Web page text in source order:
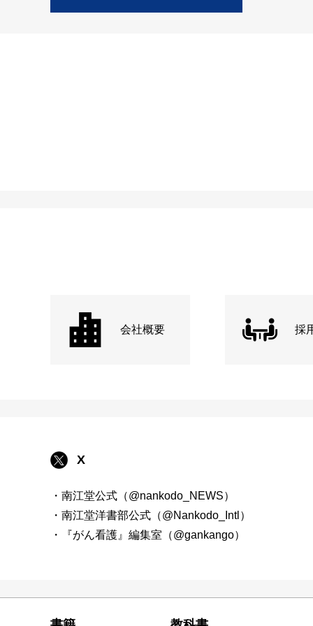
会社概要 採
X
・南江堂公式（@nankodo_NEWS）
・南江堂洋書部公式（@Nankodo_Intl）
・『がん看護』編集室（@gankango）